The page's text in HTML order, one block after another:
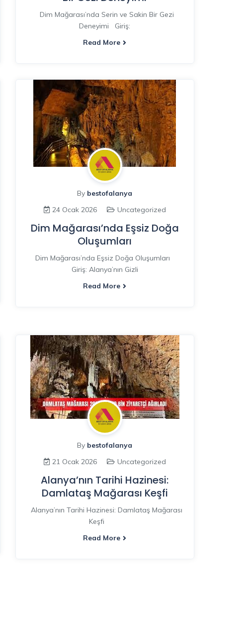
Dim Mağarası’nda Serin ve Sakin Bir Gezi
Deneyimi Giriş:
Read More
By bestofalanya
24 Ocak 2026
Uncategorized
Dim Mağarası’nda Eşsiz Doğa
Oluşumları
Dim Mağarası’nda Eşsiz Doğa Oluşumları
Giriş: Alanya’nın Gizli
Read More
By bestofalanya
21 Ocak 2026
Uncategorized
Alanya’nın Tarihi Hazinesi:
Damlataş Mağarası Keşfi
Alanya’nın Tarihi Hazinesi: Damlataş Mağarası
Keşfi
Read More